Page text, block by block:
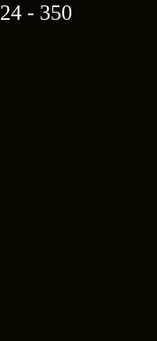
24 - 350